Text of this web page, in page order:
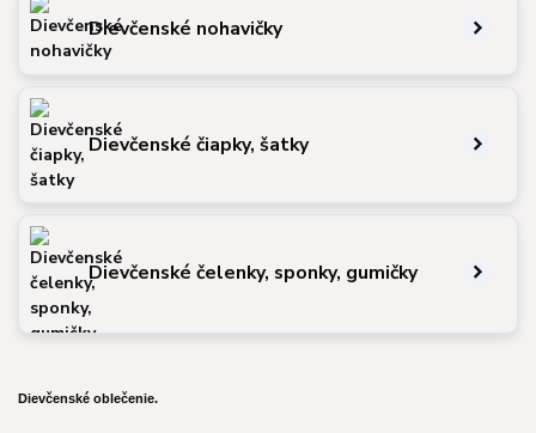
Dievčenské nohavičky
Dievčenské čiapky, šatky
Dievčenské čelenky, sponky, gumičky
Dievčenské oblečenie.